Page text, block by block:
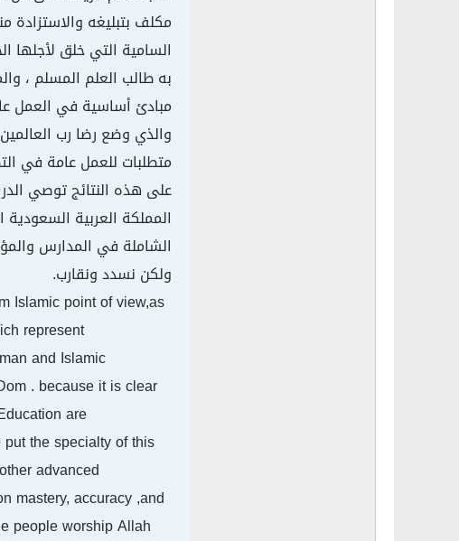
مكلف بتبليغه والاستزادة
السامية التي خلق
به طالب العلم المسلم ،
مبادئ أساسية في العمل
والذي وضع رضا رب
متطلبات للعمل عامة في
على هذه النتائج توصي
المملكة العربية
الشاملة في المدارس
ولكن نسدد ونقارب.
Islamic point of view,as
represent
and Islamic
. because it is clear
are
the specialty of this
advanced
mastery, accuracy ,and
people worship Allah